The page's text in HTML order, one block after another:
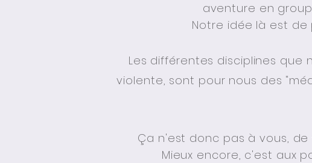
aventure en
Notre idée là est
Les différentes disciplines que
violente, sont pour nous des
Ça n'est donc pas à vous,
Mieux encore, c'est aux